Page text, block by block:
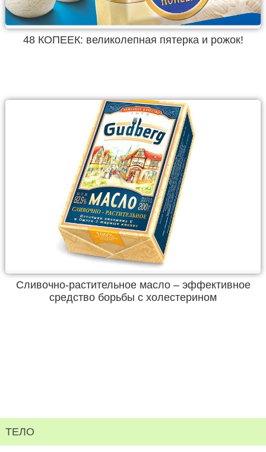
48 КОПЕЕК: великолепная пятерка и рожок!
Сливочно-растительное масло – эффективное
средство борьбы с холестерином
ТЕЛО